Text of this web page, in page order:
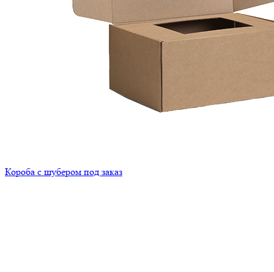
Короба с шубером под заказ